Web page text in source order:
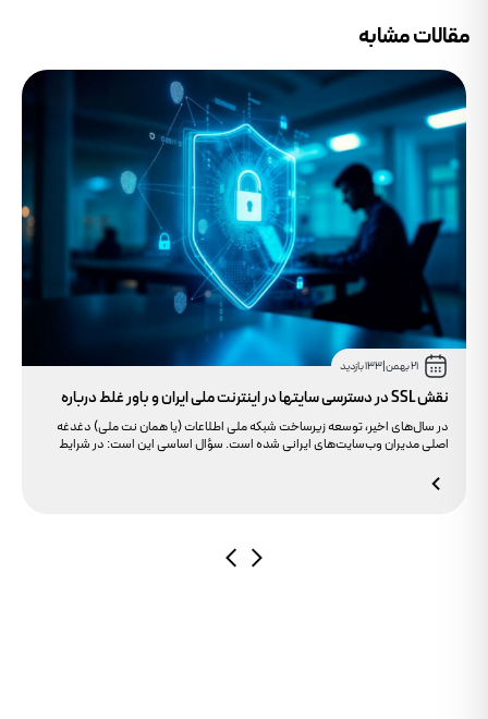
مقالات مشابه
21 بهمن |133 بازدید
نقش SSL در دسترسی سایتها در اینترنت ملی ایران و باور غلط درباره
دامنه های IR
در سال‌های اخیر، توسعه زیرساخت شبکه ملی اطلاعات (یا همان نت ملی) دغدغه
اصلی مدیران وب‌سایت‌های ایرانی شده است. سؤال اساسی این است: در شرایط